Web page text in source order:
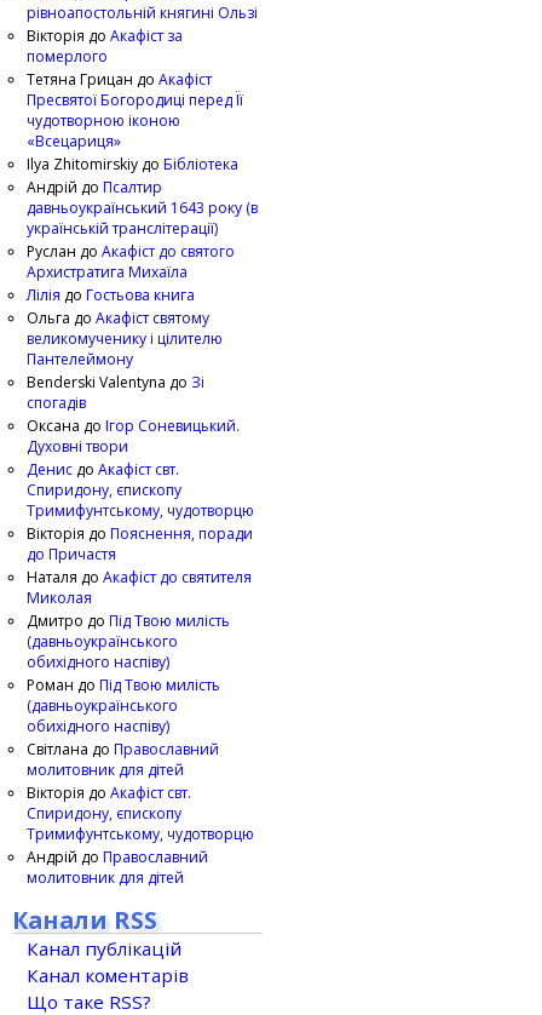
рівноапостольній княгині Ользі
Вікторія до Акафіст за
померлого
Тетяна Грицан до Акафіст
Пресвятої Богородиці перед Її
чудотворною іконою
«Всецариця»
Ilya Zhitomirskiy до Бібліотека
Андрій до Псалтир
давньоукраїнський 1643 року (в
українській транслітерації)
Руслан до Акафіст до святого
Архистратига Михаїла
Лілія до Гостьова книга
Ольга до Акафіст святому
великомученику і цілителю
Пантелеймону
Benderski Valentyna до Зі
спогадів
Оксана до Ігор Соневицький.
Духовні твори
Денис до Акафіст свт.
Спиридону, єпископу
Тримифунтському, чудотворцю
Вікторія до Пояснення, поради
до Причастя
Наталя до Акафіст до святителя
Миколая
Дмитро до Під Твою милість
(давньоукраїнського
обихідного наспіву)
Роман до Під Твою милість
(давньоукраїнського
обихідного наспіву)
Світлана до Православний
молитовник для дітей
Вікторія до Акафіст свт.
Спиридону, єпископу
Тримифунтському, чудотворцю
Андрій до Православний
молитовник для дітей
Канали RSS
Канал публікацій
Канал коментарів
Що таке RSS?